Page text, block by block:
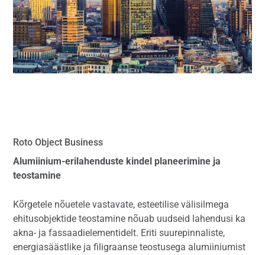
Roto Object Business
Alumiinium-erilahenduste kindel planeerimine ja
teostamine
Kõrgetele nõuetele vastavate, esteetilise välisilmega
ehitusobjektide teostamine nõuab uudseid lahendusi ka
akna- ja fassaadielementidelt. Eriti suurepinnaliste,
energiasäästlike ja filigraanse teostusega alumiiniumist